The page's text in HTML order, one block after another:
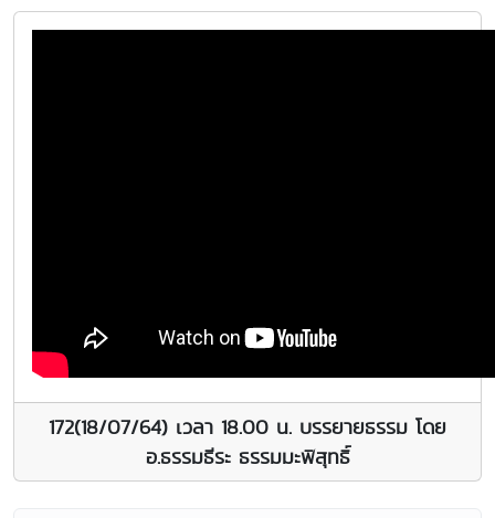
172(18/07/64) เวลา 18.00 น. บรรยายธรรม โดย
อ.ธรรมธีระ ธรรมมะพิสุทธิ์